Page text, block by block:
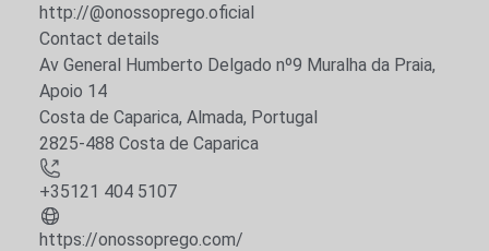
http://@onossoprego.oficial
Contact details
Av General Humberto Delgado nº9 Muralha da Praia,
Apoio 14
Costa de Caparica, Almada, Portugal
2825-488 Costa de Caparica
+35121 404 5107
https://onossoprego.com/